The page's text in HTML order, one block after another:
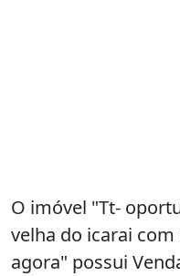
O imóvel "Tt-
velha do icarai
agora" possui